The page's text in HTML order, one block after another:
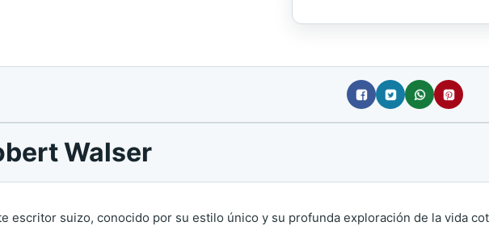
Walser
escritor suizo, conocido por su estilo único y su profunda exploración de la vida